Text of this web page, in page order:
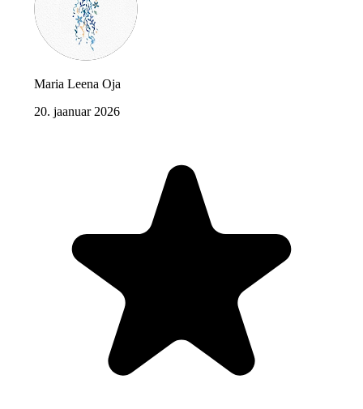
Maria Leena Oja
20. jaanuar 2026